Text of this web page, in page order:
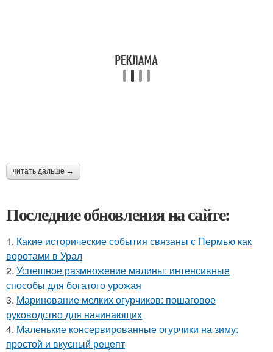
читать дальше →
Последние обновления на сайте:
1. Какие исторические события связаны с Пермью как
воротами в Урал
2. Успешное размножение малины: интенсивные
способы для богатого урожая
3. Маринование мелких огурчиков: пошаговое
руководство для начинающих
4. Маленькие консервированные огурчики на зиму:
простой и вкусный рецепт